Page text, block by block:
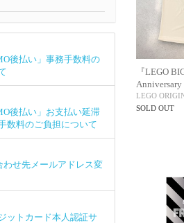
後払い」事務手数料の
後払い」お支払い延滞
数料のご負担について
わせ先メールアドレス変
ットカード本人認証サ
『LEGO
LEGO
SOLD OUT